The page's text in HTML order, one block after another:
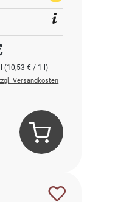
l(10,53 € / 1 l)
Preis:
Versandkosten